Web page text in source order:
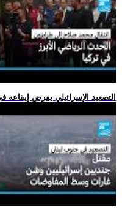
.. التصعيد الإسرائيلي يفرض